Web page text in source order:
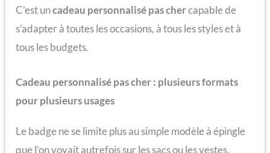
C’est uncadeau personnalisé pas chercapable de
s’adapter à toutes les occasions, à tous les styles et à
tous les budgets.
Cadeau personnalisé pas cher : plusieurs formats
pour plusieurs usages
Le badge ne se limite plus au simple modèle à épingle
que l’on voyait autrefois sur les sacs ou les vestes.